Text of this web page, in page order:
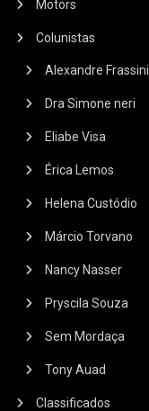
Motors
Colunistas
Alexandre Frassini
Dra Simone neri
Eliabe Visa
Érica Lemos
Helena Custódio
Márcio Torvano
Nancy Nasser
Pryscila Souza
Sem Mordaça
Tony Auad
Classificados